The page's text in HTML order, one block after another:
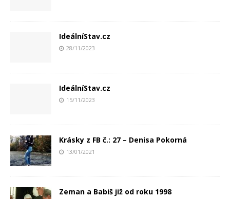
IdeálníStav.cz
28/11/2023
IdeálníStav.cz
15/11/2023
Krásky z FB č.: 27 – Denisa Pokorná
13/01/2021
Zeman a Babiš již od roku 1998